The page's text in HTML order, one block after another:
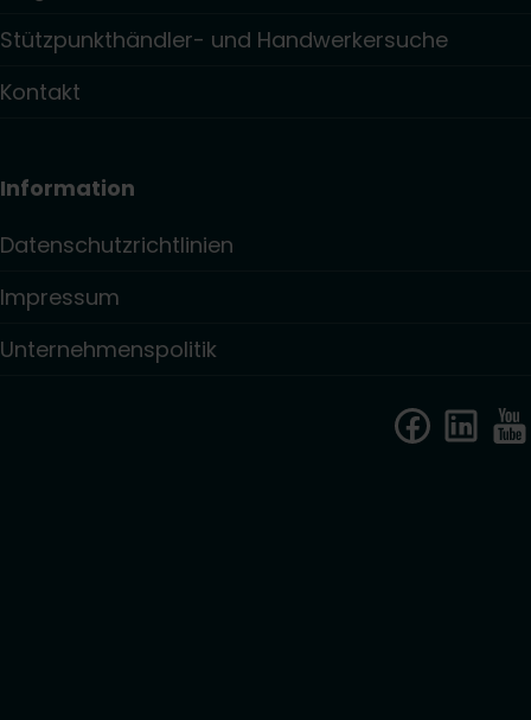
Stützpunkthändler- und Handwerkersuche
Kontakt
Information
Datenschutzrichtlinien
Impressum
Unternehmenspolitik